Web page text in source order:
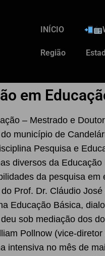
INÍCIO
Região
em
– Mestrado e
município de
Pesquisa e
diversos da
da pesquisa
Prof. Dr. Cláudio
Educação Básica,
sob mediação dos
Pollnow (vice-
intensiva no mês de